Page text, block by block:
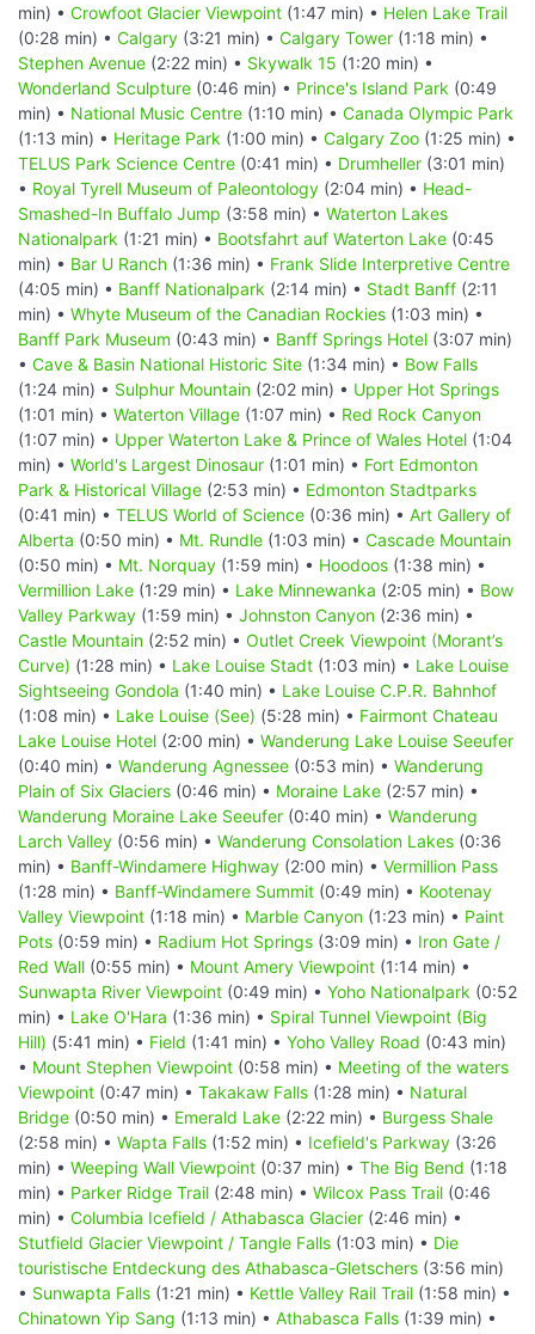
min) • Crowfoot Glacier Viewpoint (1:47 min) • Helen Lake Trail
(0:28 min) • Calgary (3:21 min) • Calgary Tower (1:18 min) •
Stephen Avenue (2:22 min) • Skywalk 15 (1:20 min) •
Wonderland Sculpture (0:46 min) • Prince's Island Park (0:49
min) • National Music Centre (1:10 min) • Canada Olympic Park
(1:13 min) • Heritage Park (1:00 min) • Calgary Zoo (1:25 min) •
TELUS Park Science Centre (0:41 min) • Drumheller (3:01 min)
• Royal Tyrell Museum of Paleontology (2:04 min) • Head-
Smashed-In Buffalo Jump (3:58 min) • Waterton Lakes
Nationalpark (1:21 min) • Bootsfahrt auf Waterton Lake (0:45
min) • Bar U Ranch (1:36 min) • Frank Slide Interpretive Centre
(4:05 min) • Banff Nationalpark (2:14 min) • Stadt Banff (2:11
min) • Whyte Museum of the Canadian Rockies (1:03 min) •
Banff Park Museum (0:43 min) • Banff Springs Hotel (3:07 min)
• Cave & Basin National Historic Site (1:34 min) • Bow Falls
(1:24 min) • Sulphur Mountain (2:02 min) • Upper Hot Springs
(1:01 min) • Waterton Village (1:07 min) • Red Rock Canyon
(1:07 min) • Upper Waterton Lake & Prince of Wales Hotel (1:04
min) • World's Largest Dinosaur (1:01 min) • Fort Edmonton
Park & Historical Village (2:53 min) • Edmonton Stadtparks
(0:41 min) • TELUS World of Science (0:36 min) • Art Gallery of
Alberta (0:50 min) • Mt. Rundle (1:03 min) • Cascade Mountain
(0:50 min) • Mt. Norquay (1:59 min) • Hoodoos (1:38 min) •
Vermillion Lake (1:29 min) • Lake Minnewanka (2:05 min) • Bow
Valley Parkway (1:59 min) • Johnston Canyon (2:36 min) •
Castle Mountain (2:52 min) • Outlet Creek Viewpoint (Morant’s
Curve) (1:28 min) • Lake Louise Stadt (1:03 min) • Lake Louise
Sightseeing Gondola (1:40 min) • Lake Louise C.P.R. Bahnhof
(1:08 min) • Lake Louise (See) (5:28 min) • Fairmont Chateau
Lake Louise Hotel (2:00 min) • Wanderung Lake Louise Seeufer
(0:40 min) • Wanderung Agnessee (0:53 min) • Wanderung
Plain of Six Glaciers (0:46 min) • Moraine Lake (2:57 min) •
Wanderung Moraine Lake Seeufer (0:40 min) • Wanderung
Larch Valley (0:56 min) • Wanderung Consolation Lakes (0:36
min) • Banff-Windamere Highway (2:00 min) • Vermillion Pass
(1:28 min) • Banff-Windamere Summit (0:49 min) • Kootenay
Valley Viewpoint (1:18 min) • Marble Canyon (1:23 min) • Paint
Pots (0:59 min) • Radium Hot Springs (3:09 min) • Iron Gate /
Red Wall (0:55 min) • Mount Amery Viewpoint (1:14 min) •
Sunwapta River Viewpoint (0:49 min) • Yoho Nationalpark (0:52
min) • Lake O'Hara (1:36 min) • Spiral Tunnel Viewpoint (Big
Hill) (5:41 min) • Field (1:41 min) • Yoho Valley Road (0:43 min)
• Mount Stephen Viewpoint (0:58 min) • Meeting of the waters
Viewpoint (0:47 min) • Takakaw Falls (1:28 min) • Natural
Bridge (0:50 min) • Emerald Lake (2:22 min) • Burgess Shale
(2:58 min) • Wapta Falls (1:52 min) • Icefield's Parkway (3:26
min) • Weeping Wall Viewpoint (0:37 min) • The Big Bend (1:18
min) • Parker Ridge Trail (2:48 min) • Wilcox Pass Trail (0:46
min) • Columbia Icefield / Athabasca Glacier (2:46 min) •
Stutfield Glacier Viewpoint / Tangle Falls (1:03 min) • Die
touristische Entdeckung des Athabasca-Gletschers (3:56 min)
• Sunwapta Falls (1:21 min) • Kettle Valley Rail Trail (1:58 min) •
Chinatown Yip Sang (1:13 min) • Athabasca Falls (1:39 min) •